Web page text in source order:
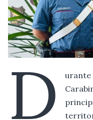
D
urante